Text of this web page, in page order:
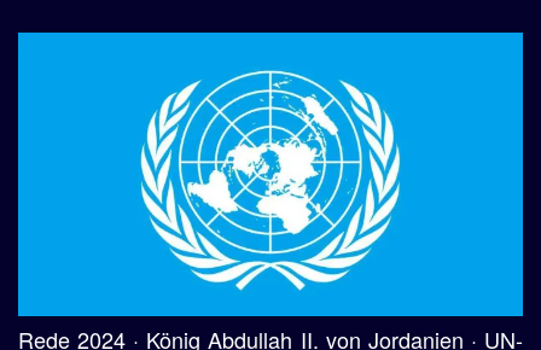
Rede 2024 · König Abdullah II. von Jordanien · UN-